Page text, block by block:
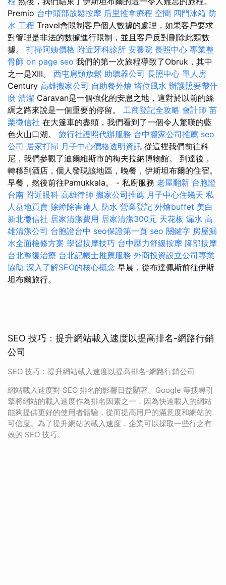
Premio 台中頭部放鬆按摩 后里推拿療程 空間 四門冰箱 防
水 工程 Travel會限制客戶個人數據的處理，如果客戶要求
對管理是非法的數據進行限制，並且客戶反對刪除此類數
據。 打掃阿姨價格 附近牙科診所 安養院 長照中心 專業整
骨師 on page seo 我們的第一次旅程導致了Obruk，其中
之一是XIII。 西屯肩頸放鬆 助聽器公司 長照中心 單人房
Century 高雄搬家公司 自助餐外燴 塔位風水 辦護照要帶什
麼 清潔 Caravan是一個強化的安息之地，這對於以前的絲
綢之路來說是一個重要的停留。 工商登記全攻略 會計師 苗
栗徵信社 在大篷車的盡頭，我們看到了一個令人驚嘆的藍
色火山口湖。 旅行社護照代辦服務 台中搬家公司推薦 seo
公司 居家打掃 月子中心價格透明資訊 從這裡我們前往科
尼，我們參觀了迪爾維斯市的梅夫拉納博物館。 到達後，
轉移到酒店，個人發現該地區，晚餐，伊斯坦布爾的住宿。
早餐，然後前往Pamukkala。 - 私廚服務 老屋翻新 台胞證
台南 附近眼科 高雄律師 搬家公司推薦 月子中心住幾天 私
人墓地買賣 除蟑除害達人 防水 營業登記 外燴buffet 美白
新北徵信社 居家清潔費用 居家清潔300元 天花板 漏水 高
雄清潔公司 台胞證台中 seo保證第一頁 seo 關鍵字 房屋漏
水全面檢修方案 學習按摩技巧 台中壓力舒緩按摩 腳部按摩
台北整復治療 台北記帳士推薦服務 外商投資設立公司專業
協助 深入了解SEO的核心概念 早晨，從布達佩斯前往伊斯
坦布爾旅行。
SEO 技巧：提升網站載入速度以提高排名-網路行銷
公司
SEO 技巧：提升網站載入速度以提高排名-網路行銷公司
網站載入速度對 SEO 排名的影響日益顯著。Google 等搜尋引
擎將網站的載入速度作為排名因素之一，因為快速載入的網站
能夠提供更好的使用者體驗，從而提高用戶的滿意度和網站的
可信度。為了提升網站的載入速度，企業可以採取一些行之有
效的 SEO 技巧。